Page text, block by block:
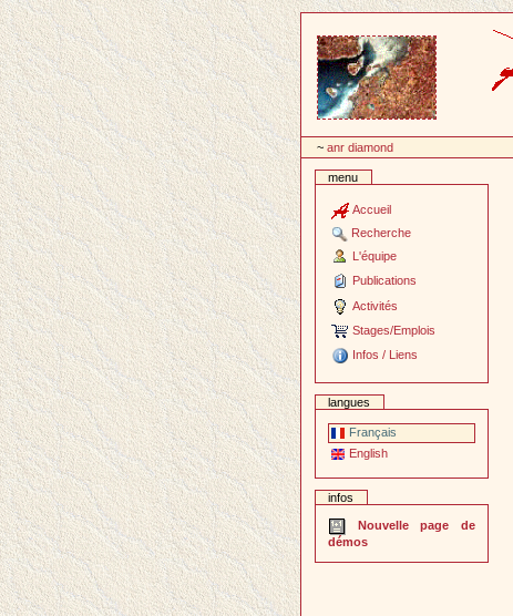
contenu
~anr diamond
menu
Accueil
Recherche
L'équipe
Publications
Activités
Stages/Emplois
Infos / Liens
langues
Français
English
infos
Nouvelle page de
démos